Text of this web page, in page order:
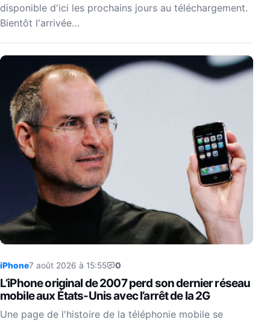
disponible d'ici les prochains jours au téléchargement.
Bientôt l'arrivée…
iPhone7 août 2026 à 15:55 0
L’iPhone original de 2007 perd son dernier réseau
mobile aux États-Unis avec l’arrêt de la 2G
Une page de l'histoire de la téléphonie mobile se